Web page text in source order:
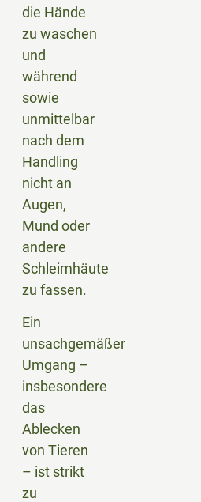
die Hände
zu waschen
und
während
sowie
unmittelbar
nach dem
Handling
nicht an
Augen,
Mund oder
andere
Schleimhäute
zu fassen.
Ein
unsachgemäßer
Umgang –
insbesondere
das
Ablecken
von Tieren
– ist strikt
zu